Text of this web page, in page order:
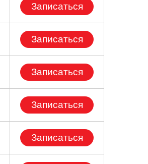
Записаться
Записаться
Записаться
Записаться
Записаться